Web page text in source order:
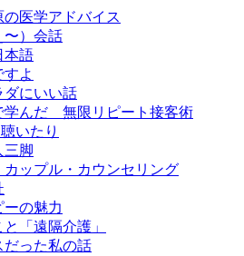
の医学アドバイス
〜）会話
本語
よ
ダにいい話
学んだ 無限リピート接客術
いたり
三脚
カップル・カウンセリング
ーの魅力
「遠隔介護」
だった私の話